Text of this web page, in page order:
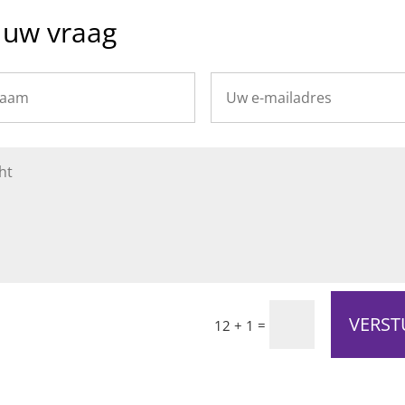
vraag
12 + 1 =